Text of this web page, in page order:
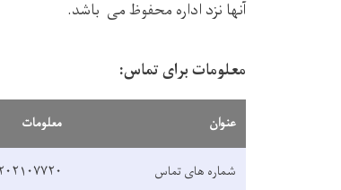
آنها نزد اداره محفوظ می باشد.
معلومات برای تماس:
عنوان معلومات
شماره های تماس ۰۲۰۲۱۰۷۷۲۰ ||